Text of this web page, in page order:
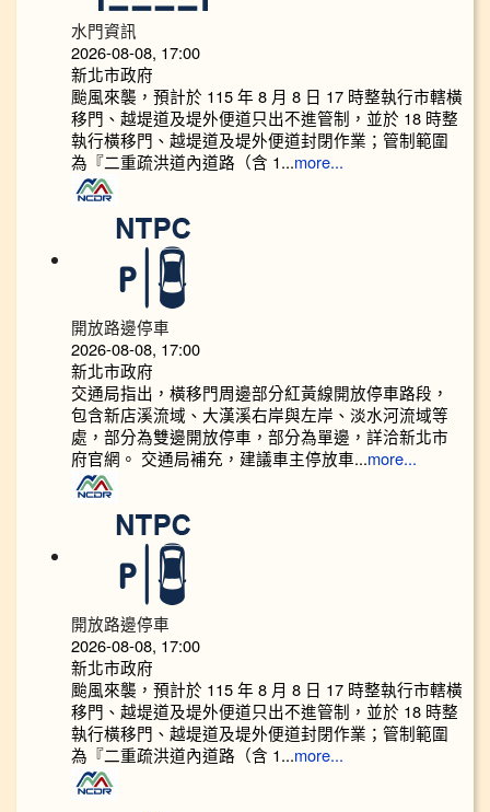
水門資訊
2026-08-08, 17:00
新北市政府
颱風來襲，預計於 115 年 8 月 8 日 17 時整執行市轄橫
移門、越堤道及堤外便道只出不進管制，並於 18 時整
執行橫移門、越堤道及堤外便道封閉作業；管制範圍
為『二重疏洪道內道路（含 1...more...
開放路邊停車
2026-08-08, 17:00
新北市政府
交通局指出，橫移門周邊部分紅黃線開放停車路段，
包含新店溪流域、大漢溪右岸與左岸、淡水河流域等
處，部分為雙邊開放停車，部分為單邊，詳洽新北市
府官網。 交通局補充，建議車主停放車...more...
開放路邊停車
2026-08-08, 17:00
新北市政府
颱風來襲，預計於 115 年 8 月 8 日 17 時整執行市轄橫
移門、越堤道及堤外便道只出不進管制，並於 18 時整
執行橫移門、越堤道及堤外便道封閉作業；管制範圍
為『二重疏洪道內道路（含 1...more...